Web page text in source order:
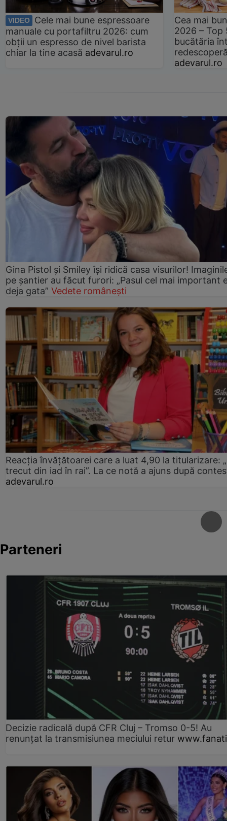
VIDEO
Cele mai bune espressoare
manuale cu portafiltru 2026: cum
obții un espresso de nivel barista
chiar la tine acasă adevarul.ro
Cea mai
2026 –
bucătăria
adevarul.ro
Gina Pistol și Smiley își ridică casa visurilor!
pe șantier au făcut furori: „Pasul cel mai important
deja gata” Vedete românești
Reacția învățătoarei care a luat 4,90 la titularizare:
trecut din iad în rai”. La ce notă a ajuns după
adevarul.ro
Parteneri
Decizie radicală după CFR Cluj – Tromso 0-5! Au
renunțat la transmisiunea meciului retur